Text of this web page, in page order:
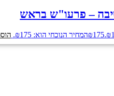
– פרעו"ש בראש
₪175 המחיר הנוכחי הוא: ₪175.